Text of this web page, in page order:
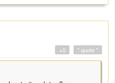
" quote "
+0